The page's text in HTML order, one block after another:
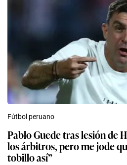
Fútbol peruano
Pablo Guede tras lesión de
los árbitros, pero me jode
tobillo así”